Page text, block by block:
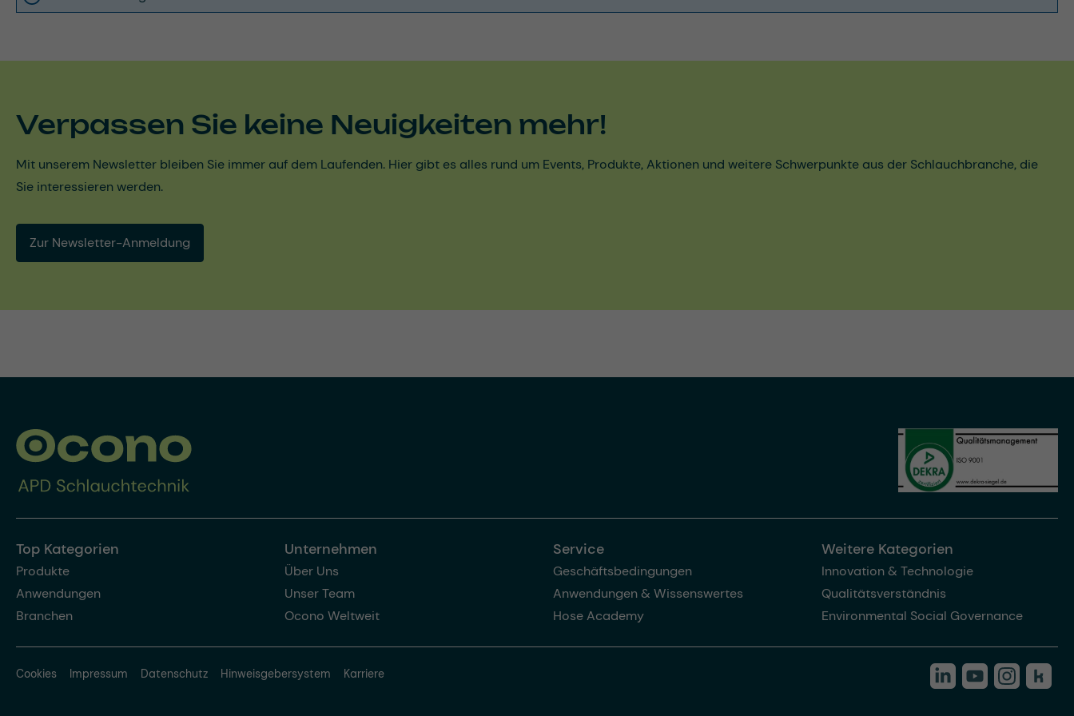
Verpassen Sie keine Neuigkeiten mehr!
Mit unserem Newsletter bleiben Sie immer auf dem Laufenden. Hier gibt es alles rund um Events, Produkte, Aktionen und weitere Schwerpunkte aus der Schlauchbranche, die
Sie interessieren werden.
Zur Newsletter-Anmeldung
Top Kategorien
Produkte
Anwendungen
Branchen
Unternehmen
Über Uns
Unser Team
Ocono Weltweit
Service
Geschäftsbedingungen
Anwendungen & Wissenswertes
Hose Academy
Weitere Kategorien
Innovation & Technologie
Qualitätsverständnis
Environmental Social Governance
Cookies Impressum Datenschutz Hinweisgebersystem Karriere